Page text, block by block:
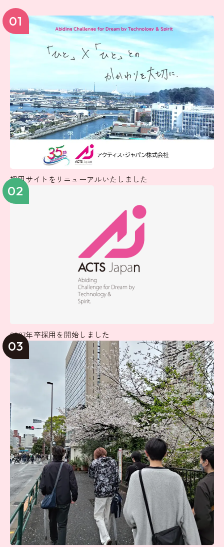
01
採用サイトをリニューアルいたしました
02
2027年卒採用を開始しました
03